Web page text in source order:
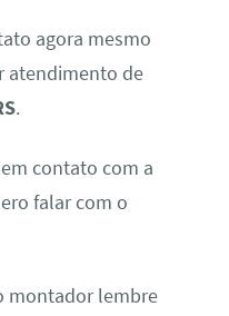
agora mesmo
atendimento de
.
contato com a
falar com o
montador lembre